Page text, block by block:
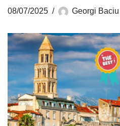
08/07/2025 Georgi Baciu